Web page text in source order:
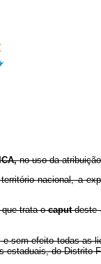
no uso da
nacional, a
que trata ocaputdeste
sem efeito todas as
estaduais, do Distrito